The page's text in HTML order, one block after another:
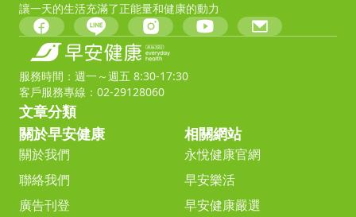
讓一天的生活充滿了正能量和健康的動力
服務時間：週一～週五 8:30-17:30
客戶服務專線：02-29128060
文章分類
關於早安健康
關於我們
聯絡我們
廣告刊登
相關網站
永悅健康官網
早安樂活
早安健康嚴選